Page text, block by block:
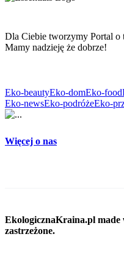
Dla Ciebie tworzymy Portal o
Mamy nadzieję że dobrze!
Eko-beautyEko-domEko-food
Eko-newsEko-podróżeEko-
Więcej o nas
EkologicznaKraina.pl
zastrzeżone.